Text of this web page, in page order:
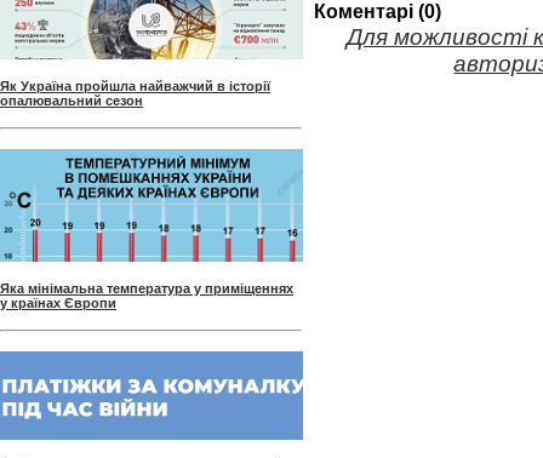
Як Україна пройшла найважчий в історії
опалювальний сезон
Яка мінімальна температура у приміщеннях
у країнах Європи
Коментарі (0)
Для можливості